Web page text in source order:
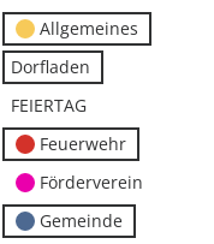
Allgemeines
Dorfladen
FEIERTAG
Feuerwehr
Förderverein
Gemeinde